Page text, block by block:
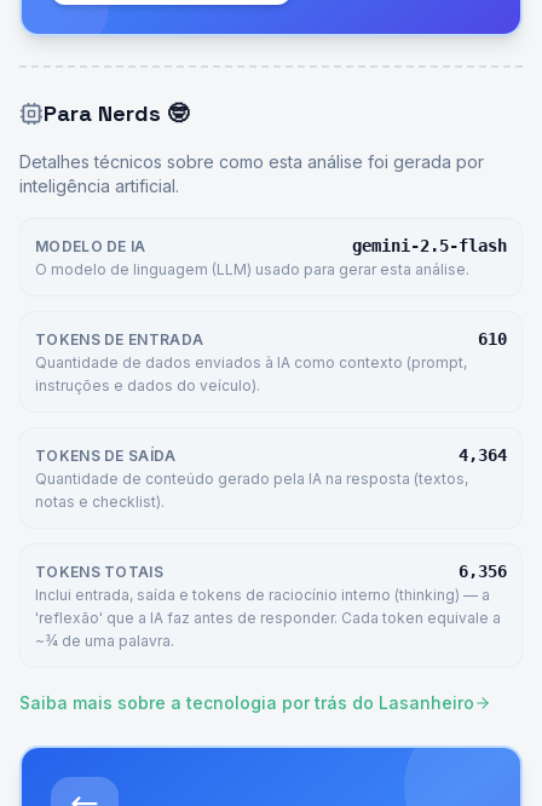
Para Nerds 🤓
Detalhes técnicos sobre como esta análise foi gerada por
inteligência artificial.
MODELO DE IA gemini-2.5-flash
O modelo de linguagem (LLM) usado para gerar esta análise.
TOKENS DE ENTRADA 610
Quantidade de dados enviados à IA como contexto (prompt,
instruções e dados do veículo).
TOKENS DE SAÍDA 4,364
Quantidade de conteúdo gerado pela IA na resposta (textos,
notas e checklist).
TOKENS TOTAIS 6,356
Inclui entrada, saída e tokens de raciocínio interno (thinking) — a
'reflexão' que a IA faz antes de responder. Cada token equivale a
~¾ de uma palavra.
Saiba mais sobre a tecnologia por trás do Lasanheiro